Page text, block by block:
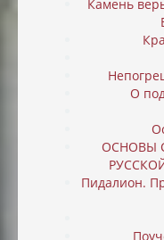
Камень
О
ОСНОВЫ
Пидалион.